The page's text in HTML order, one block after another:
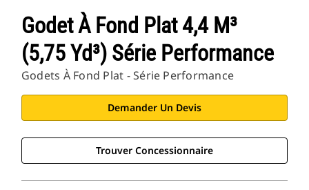
Godet À Fond Plat 4,4 M³
(5,75 Yd³) Série Performance
Godets À Fond Plat - Série Performance
Demander Un Devis
Trouver Concessionnaire